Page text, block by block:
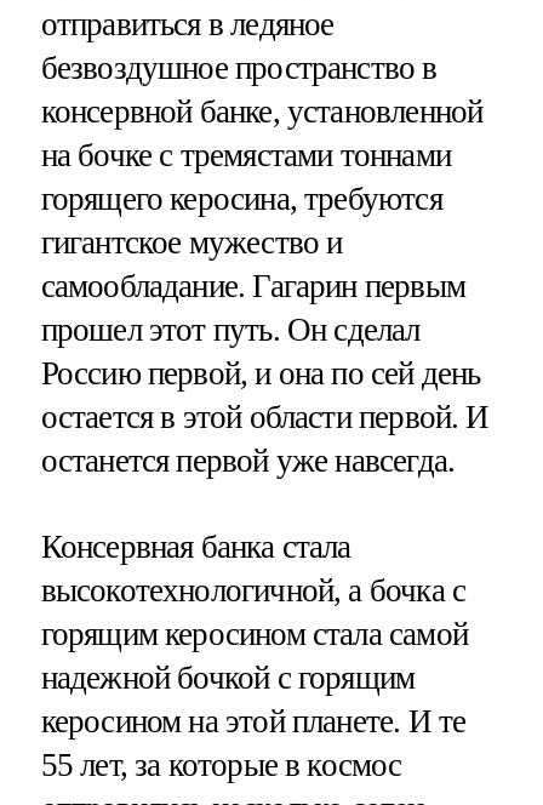
отправиться в ледяное
безвоздушное пространство в
консервной банке, установленной
на бочке с тремястами тоннами
горящего керосина, требуются
гигантское мужество и
самообладание. Гагарин первым
прошел этот путь. Он сделал
Россию первой, и она по сей день
остается в этой области первой. И
останется первой уже навсегда.
Консервная банка стала
высокотехнологичной, а бочка с
горящим керосином стала самой
надежной бочкой с горящим
керосином на этой планете. И те
55 лет, за которые в космос